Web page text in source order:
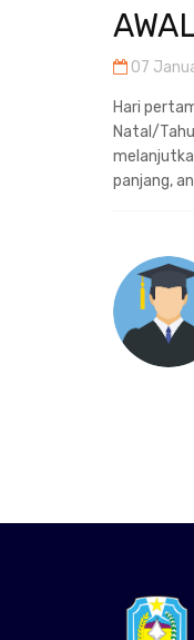
07
Hari
Natal/
panjang,